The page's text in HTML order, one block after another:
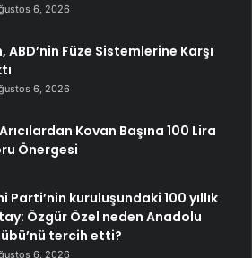
6, 2026
ABD’nin Füze Sistemlerine Karşı
6, 2026
Kovan Başına 100 Lira
Önergesi
Parti’nin kuruluşundaki 100 yıllık
Özgür Özel neden Anadolu
tercih etti?
6, 2026